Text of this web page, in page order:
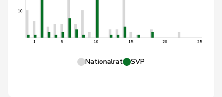
10
1 5 10 15 20 25
Nationalrat SVP